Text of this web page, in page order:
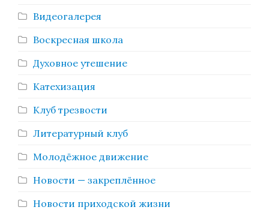
Видеогалерея
Воскресная школа
Духовное утешение
Катехизация
Клуб трезвости
Литературный клуб
Молодёжное движение
Новости — закреплённое
Новости приходской жизни